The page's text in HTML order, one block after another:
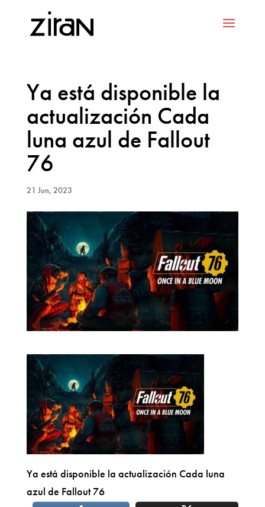
Ya está disponible la
actualización Cada
luna azul de Fallout
76
21 Jun, 2023
Ya está disponible la actualización Cada luna
azul de Fallout 76